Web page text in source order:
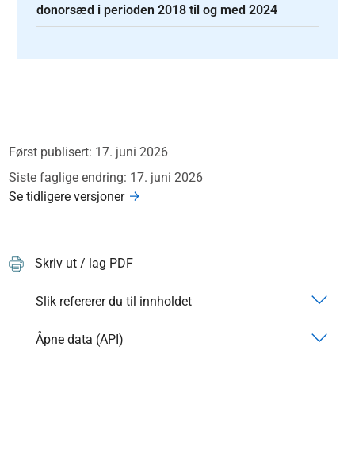
donorsæd i perioden 2018 til og med 2024
Først publisert: 17. juni 2026
Siste faglige endring: 17. juni 2026
Se tidligere versjoner
Skriv ut / lag PDF
Slik refererer du til innholdet
Åpne data (API)